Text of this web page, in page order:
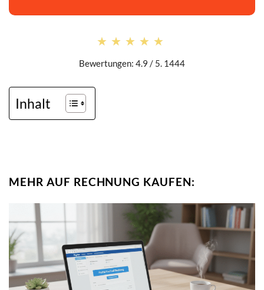
★★★★★
★★★★★
Bewertungen: 4.9 / 5. 1444
Inhalt
MEHR AUF RECHNUNG KAUFEN: